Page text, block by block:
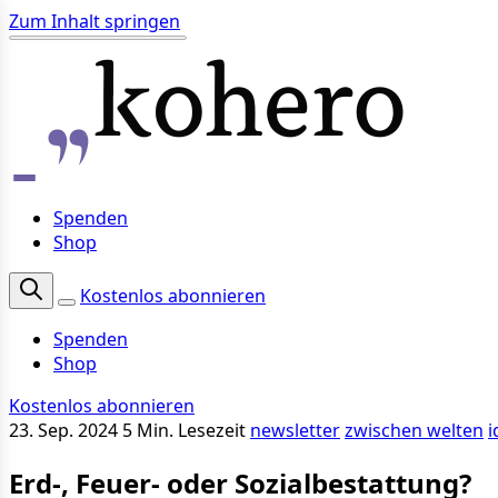
Zum Inhalt springen
Spenden
Shop
Kostenlos abonnieren
Spenden
Shop
Kostenlos abonnieren
23. Sep. 2024 5 Min. Lesezeit newsletterzwischen welten
Erd-, Feuer- oder Sozialbestattung?